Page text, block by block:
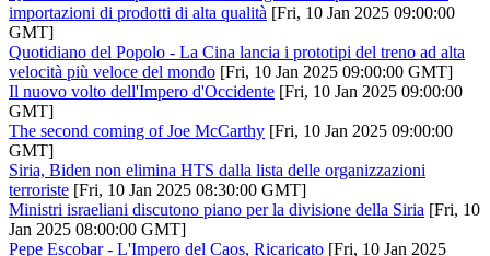
importazioni di prodotti di alta qualità [Fri, 10 Jan 2025 09:00:00
GMT]
Quotidiano del Popolo - La Cina lancia i prototipi del treno ad alta
velocità più veloce del mondo [Fri, 10 Jan 2025 09:00:00 GMT]
Il nuovo volto dell'Impero d'Occidente [Fri, 10 Jan 2025 09:00:00
GMT]
The second coming of Joe McCarthy [Fri, 10 Jan 2025 09:00:00
GMT]
Siria, Biden non elimina HTS dalla lista delle organizzazioni
terroriste [Fri, 10 Jan 2025 08:30:00 GMT]
Ministri israeliani discutono piano per la divisione della Siria [Fri, 10
Jan 2025 08:00:00 GMT]
Pepe Escobar - L'Impero del Caos, Ricaricato [Fri, 10 Jan 2025